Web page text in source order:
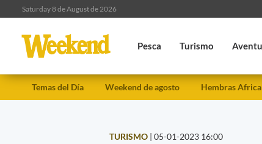
Saturday 8 de August de 2026
Pesca Turismo
Temas del Día Weekend de agosto Hembras
TURISMO | 05-01-2023 16:00